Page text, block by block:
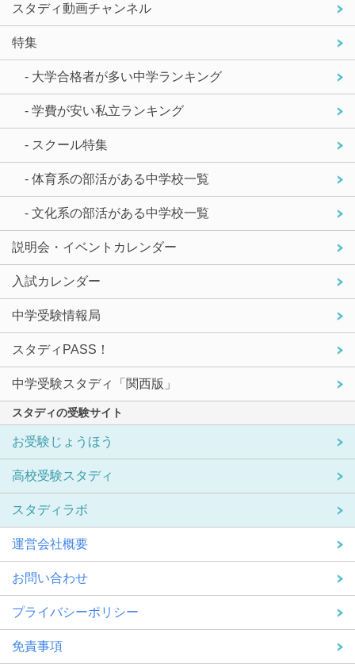
スタディ動画チャンネル
特集
- 大学合格者が多い中学ランキング
- 学費が安い私立ランキング
- スクール特集
- 体育系の部活がある中学校一覧
- 文化系の部活がある中学校一覧
説明会・イベントカレンダー
入試カレンダー
中学受験情報局
スタディPASS！
中学受験スタディ「関西版」
スタディの受験サイト
お受験じょうほう
高校受験スタディ
スタディラボ
運営会社概要
お問い合わせ
プライバシーポリシー
免責事項